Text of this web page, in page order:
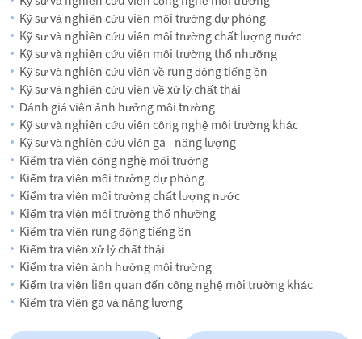
Kỹ sư và nghiên cứu viên môi trường dự phòng
Kỹ sư và nghiên cứu viên môi trường chất lượng nước
Kỹ sư và nghiên cứu viên môi trường thổ nhưỡng
Kỹ sư và nghiên cứu viên về rung động tiếng ồn
Kỹ sư và nghiên cứu viên về xử lý chất thải
Đánh giá viên ảnh hưởng môi trường
Kỹ sư và nghiên cứu viên công nghệ môi trường khác
Kỹ sư và nghiên cứu viên ga - năng lượng
Kiểm tra viên công nghệ môi trường
Kiểm tra viên môi trường dự phòng
Kiểm tra viên môi trường chất lượng nước
Kiểm tra viên môi trường thổ nhưỡng
Kiểm tra viên rung động tiếng ồn
Kiểm tra viên xử lý chất thải
Kiểm tra viên ảnh hưởng môi trường
Kiểm tra viên liên quan đến công nghệ môi trường khác
Kiểm tra viên ga và năng lượng